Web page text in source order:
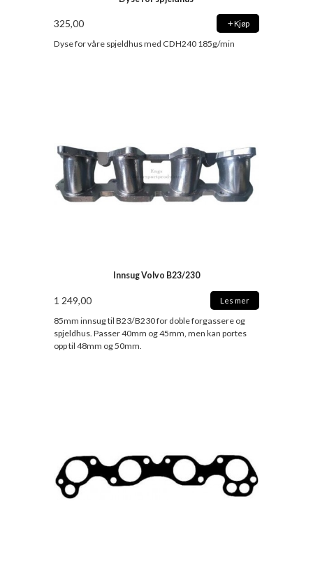
325,00 Kjøp
Dyse for våre spjeldhus med CDH240 185g/min
Innsug Volvo B23/230
1 249,00 Les mer
85mm innsug til B23/B230 for doble forgassere og
spjeldhus. Passer 40mm og 45mm, men kan portes
opp til 48mm og 50mm.